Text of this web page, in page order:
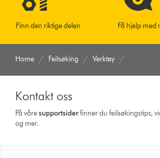
Finn den riktige delen Få hjelp med
Home Feilsøking Verktøy
Kontakt oss
På våresupportsiderfinner du feilsøkingstips,
og mer.